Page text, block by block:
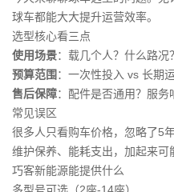
球车都能大大提升运营效率。
选型核心看三点
使用场景：载几个人？什么路况
预算范围 ：一次性投入 vs 长期
售后保障：配件是否通用？服务
常见误区
很多人只看购车价格，忽略了5
维护保养、能耗支出，加起来可
巧客新能源能提供什么